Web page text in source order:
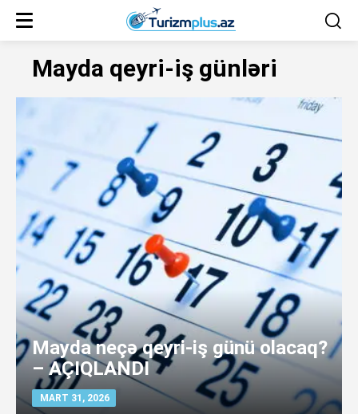
Mayda qeyri-iş günləri
Mayda neçə qeyri-iş günü olacaq?
– AÇIQLANDI
MART 31, 2026